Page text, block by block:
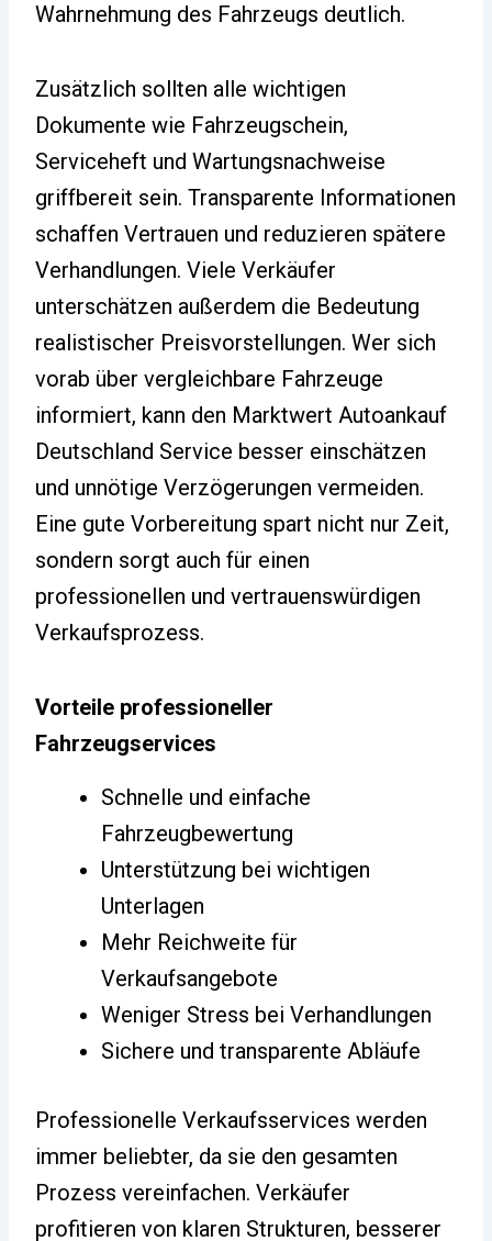
Wahrnehmung des Fahrzeugs deutlich.
Zusätzlich sollten alle wichtigen
Dokumente wie Fahrzeugschein,
Serviceheft und Wartungsnachweise
griffbereit sein. Transparente Informationen
schaffen Vertrauen und reduzieren spätere
Verhandlungen. Viele Verkäufer
unterschätzen außerdem die Bedeutung
realistischer Preisvorstellungen. Wer sich
vorab über vergleichbare Fahrzeuge
informiert, kann den Marktwert Autoankauf
Deutschland Service besser einschätzen
und unnötige Verzögerungen vermeiden.
Eine gute Vorbereitung spart nicht nur Zeit,
sondern sorgt auch für einen
professionellen und vertrauenswürdigen
Verkaufsprozess.
Vorteile professioneller
Fahrzeugservices
Schnelle und einfache
Fahrzeugbewertung
Unterstützung bei wichtigen
Unterlagen
Mehr Reichweite für
Verkaufsangebote
Weniger Stress bei Verhandlungen
Sichere und transparente Abläufe
Professionelle Verkaufsservices werden
immer beliebter, da sie den gesamten
Prozess vereinfachen. Verkäufer
profitieren von klaren Strukturen, besserer